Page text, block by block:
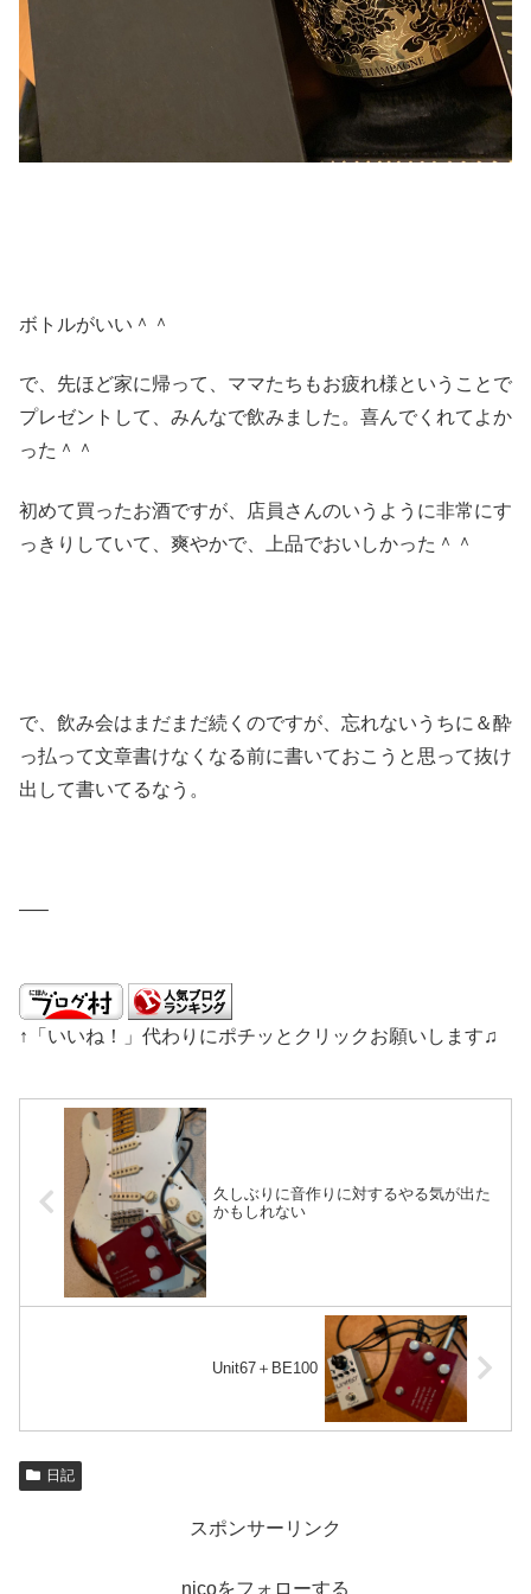
ボトルがいい＾＾
で、先ほど家に帰って、ママたちもお疲れ様ということで
プレゼントして、みんなで飲みました。喜んでくれてよか
った＾＾
初めて買ったお酒ですが、店員さんのいうように非常にす
っきりしていて、爽やかで、上品でおいしかった＾＾
で、飲み会はまだまだ続くのですが、忘れないうちに＆酔
っ払って文章書けなくなる前に書いておこうと思って抜け
出して書いてるなう。
—–
↑「いいね！」代わりにポチッとクリックお願いします♫
久しぶりに音作りに対するやる気が出た
かもしれない
Unit67＋BE100
日記
スポンサーリンク
nicoをフォローする